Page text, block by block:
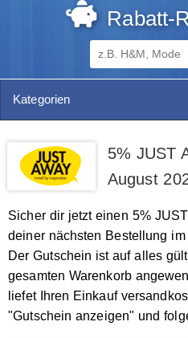
Rabatt-
Kategorien
5% JUST
August
Sicher dir jetzt einen 5%
deiner nächsten Bestellung
Der Gutschein ist auf alles
gesamten Warenkorb
liefet Ihren Einkauf
"Gutschein anzeigen" und